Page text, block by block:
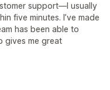
support—I usually
five minutes. I’ve made
has been able to
gives me great